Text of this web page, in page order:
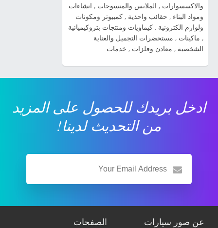
كيا ريو 2014 شاهد صور السيارة » صور سيارة كيا
kia cadenza 2014 شاهد صور السيارة » ...
والاكسسوارات , الملابس والمنسوجات , انشاءات
ومواد البناء , حقائب واحذية , كمبيوتر ومكونات
ولوازم الكترونية , كيماويات ومنتجات بتروكيميائية
, ماكينات , مستحضرات التجميل والعناية
الشخصية , معادن وفلزات , خدمات
ادخل بريدك للحصول على المزيد
من التحديث لدينا!
عن صور سيارات الصفحات